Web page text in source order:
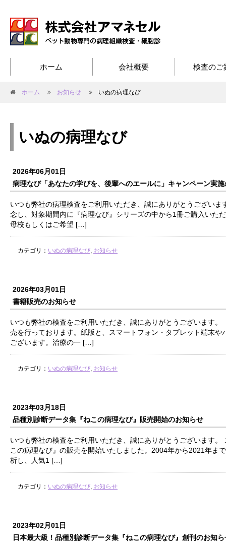
ホーム 会社概要 検査のご
ホーム お知らせ いぬの病理なび
いぬの病理なび
2026年06月01日
病理なび「あなたの学びを、後輩へのエールに」キャンペーン実
いつも弊社の病理検査をご利用いただき、誠にありがとうござい
念し、対象期間内に『病理なび』シリーズの中から1冊ご購入いた
母校もしくはご希望 […]
カテゴリ： いぬの病理なび, お知らせ
2026年03月01日
書籍販売のお知らせ
いつも弊社の検査をご利用いただき、誠にありがとうございます
売を行っております。紙版と、スマートフォン・タブレット端末
ございます。治療の一 […]
カテゴリ： いぬの病理なび, お知らせ
2023年03月18日
品種別診断データ集『ねこの病理なび』販売開始のお知らせ
いつも弊社の検査をご利用いただき、誠にありがとうございます
この病理なび』の販売を開始いたしました。2004年から2021年ま
析し、人気1 […]
カテゴリ： いぬの病理なび, お知らせ
2023年02月01日
日本最大級！品種別診断データ集『ねこの病理なび』創刊のお知ら